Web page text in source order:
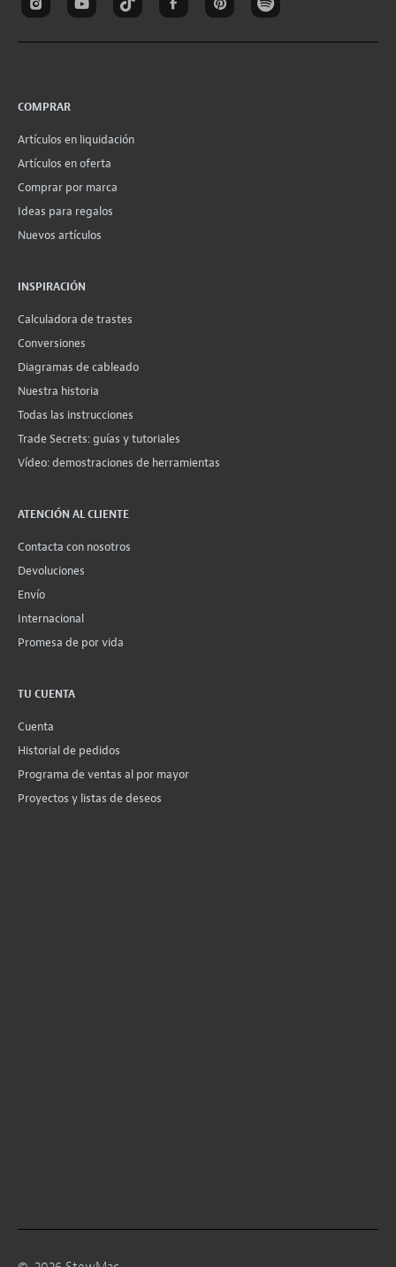
COMPRAR
Artículos en liquidación
Artículos en oferta
Comprar por marca
Ideas para regalos
Nuevos artículos
INSPIRACIÓN
Calculadora de trastes
Conversiones
Diagramas de cableado
Nuestra historia
Todas las instrucciones
Trade Secrets: guías y tutoriales
Vídeo: demostraciones de herramientas
ATENCIÓN AL CLIENTE
Contacta con nosotros
Devoluciones
Envío
Internacional
Promesa de por vida
TU CUENTA
Cuenta
Historial de pedidos
Programa de ventas al por mayor
Proyectos y listas de deseos